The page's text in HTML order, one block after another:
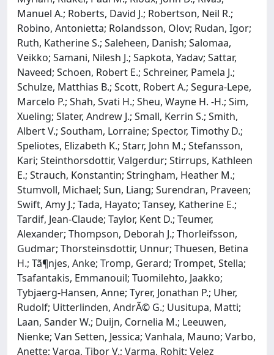
Manuel A.; Roberts, David J.; Robertson, Neil R.;
Robino, Antonietta; Rolandsson, Olov; Rudan, Igor;
Ruth, Katherine S.; Saleheen, Danish; Salomaa,
Veikko; Samani, Nilesh J.; Sapkota, Yadav; Sattar,
Naveed; Schoen, Robert E.; Schreiner, Pamela J.;
Schulze, Matthias B.; Scott, Robert A.; Segura-Lepe,
Marcelo P.; Shah, Svati H.; Sheu, Wayne H. -H.; Sim,
Xueling; Slater, Andrew J.; Small, Kerrin S.; Smith,
Albert V.; Southam, Lorraine; Spector, Timothy D.;
Speliotes, Elizabeth K.; Starr, John M.; Stefansson,
Kari; Steinthorsdottir, Valgerdur; Stirrups, Kathleen
E.; Strauch, Konstantin; Stringham, Heather M.;
Stumvoll, Michael; Sun, Liang; Surendran, Praveen;
Swift, Amy J.; Tada, Hayato; Tansey, Katherine E.;
Tardif, Jean-Claude; Taylor, Kent D.; Teumer,
Alexander; Thompson, Deborah J.; Thorleifsson,
Gudmar; Thorsteinsdottir, Unnur; Thuesen, Betina
H.; Tã¶njes, Anke; Tromp, Gerard; Trompet, Stella;
Tsafantakis, Emmanouil; Tuomilehto, Jaakko;
Tybjaerg-Hansen, Anne; Tyrer, Jonathan P.; Uher,
Rudolf; Uitterlinden, AndrÃ© G.; Uusitupa, Matti;
Laan, Sander W.; Duijn, Cornelia M.; Leeuwen,
Nienke; Van Setten, Jessica; Vanhala, Mauno; Varbo,
Anette; Varga, Tibor V.; Varma, Rohit; Velez